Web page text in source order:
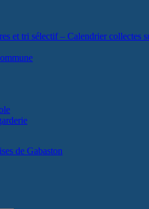
et tri sélectif – Calendrier collectes
de Gabaston